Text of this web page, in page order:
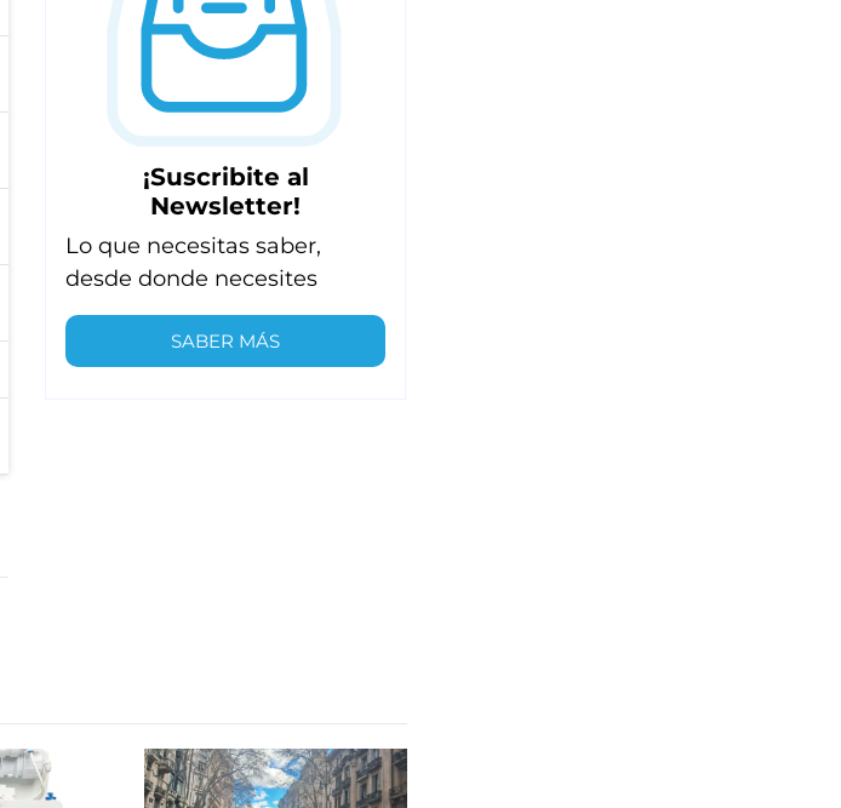
¡Suscribite al
Newsletter!
Lo que necesitas saber,
desde donde necesites
SABER MÁS